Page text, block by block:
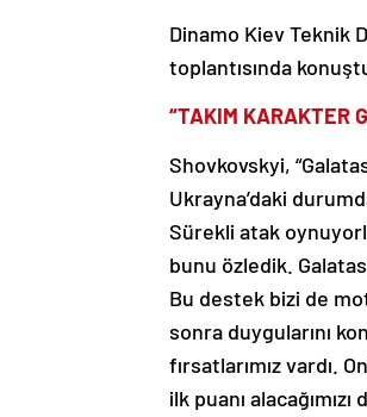
Dinamo Kiev Teknik
toplantısında
“TAKIM KARAKTER
Shovkovskyi,
Ukrayna’daki
Sürekli atak
bunu özledik.
Bu destek bizi de
sonra duygularını
fırsatlarımız vardı.
ilk puanı